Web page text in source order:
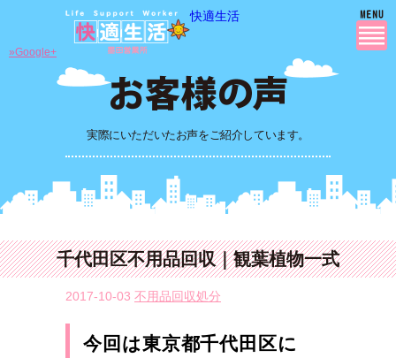
快適生活
実際にいただいたお声をご紹介しています。
»Google+
千代田区不用品回収｜観葉植物一式
2017-10-03 不用品回収処分
今回は東京都千代田区に